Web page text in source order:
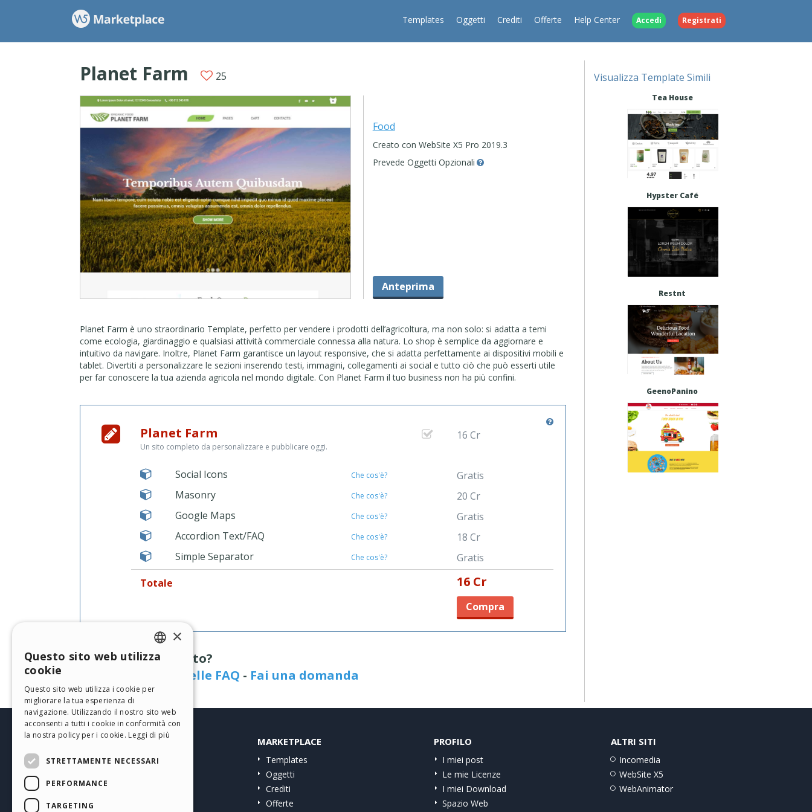
Templates Oggetti Crediti Offerte Help Center Accedi Registrati
Planet Farm 25
Food
Creato con WebSite X5 Pro 2019.3
Prevede Oggetti Opzionali
Anteprima
Planet Farm è uno straordinario Template, perfetto per vendere i prodotti dell’agricoltura, ma non solo: si adatta a temi
come ecologia, giardinaggio e qualsiasi attività commerciale connessa alla natura. Lo shop è semplice da aggiornare e
intuitivo da navigare. Inoltre, Planet Farm garantisce un layout responsive, che si adatta perfettamente ai dispositivi mobili e
tablet. Divertiti a personalizzare le sezioni inserendo testi, immagini, collegamenti ai social e tutto ciò che può esserti utile
per far conoscere la tua azienda agricola nel mondo digitale. Con Planet Farm il tuo business non ha più confini.
Planet Farm
Un sito completo da personalizzare e pubblicare oggi.
16 Cr
Social Icons Che cos'è?
Gratis
Masonry
Che cos'è?
20 Cr
Google Maps
Che cos'è?
Gratis
Accordion Text/FAQ
Che cos'è?
18 Cr
Simple Separator
Che cos'è?
Gratis
Totale
16 Cr
Compra
Hai bisogno di aiuto?
Visita la pagina delle FAQ - Fai una domanda
Visualizza Template Simili
Tea House
Hypster Café
Restnt
GeenoPanino
HELP CENTER
Guide
Siti Utenti
MARKETPLACE
Templates
Oggetti
Crediti
Offerte
PROFILO
I miei post
Le mie Licenze
I miei Download
Spazio Web
ALTRI SITI
Incomedia
WebSite X5
WebAnimator
ENGLISH
SPANISH
PORTUGUESE
POLISH
×
Questo sito web utilizza
cookie
Questo sito web utilizza i cookie per
migliorare la tua esperienza di
navigazione. Utilizzando il nostro sito web
acconsenti a tutti i cookie in conformità con
la nostra policy per i cookie. Leggi di più
STRETTAMENTE NECESSARI
PERFORMANCE
TARGETING